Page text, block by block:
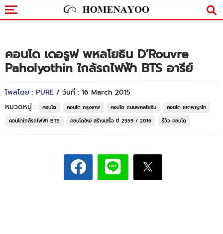
คอนโด เดอรูฟ พหลโยธิน D’Rouvre
Paholyothin ใกล้รถไฟฟ้า BTS อารีย์
โพสโดย : PURE / วันที่ : 16 March 2015
หมวดหมู่ :
คอนโด คอนโด กรุงเทพ คอนโด ถนนพหลโยธิน
คอนโด เขตพญาไท
คอนโดใกล้รถไฟฟ้า BTS
คอนโดใหม่ สร้างเสร็จ ปี 2559 / 2016 รีวิว คอนโด